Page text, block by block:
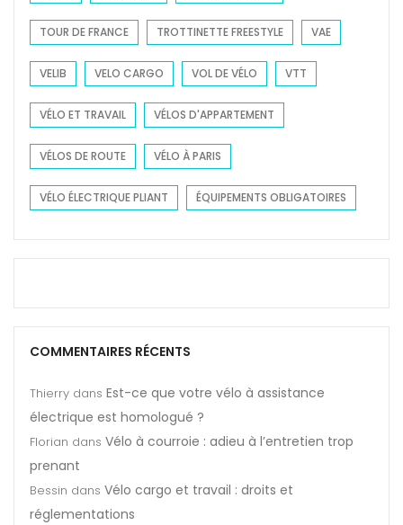
TOUR DE FRANCE TROTTINETTE FREESTYLE VAE
VELIB VELO CARGO VOL DE VÉLO VTT
VÉLO ET TRAVAIL VÉLOS D'APPARTEMENT
VÉLOS DE ROUTE VÉLO À PARIS
VÉLO ÉLECTRIQUE PLIANT ÉQUIPEMENTS OBLIGATOIRES
COMMENTAIRES RÉCENTS
Thierry dans Est-ce que votre vélo à assistance
électrique est homologué ?
Florian dans Vélo à courroie : adieu à l’entretien trop
prenant
Bessin dans Vélo cargo et travail : droits et
réglementations